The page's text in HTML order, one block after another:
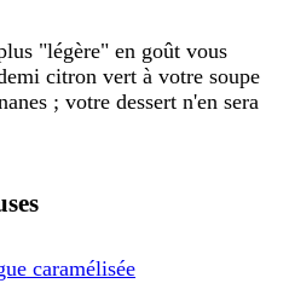
"légère" en goût vous
citron vert à votre soupe
; votre dessert n'en sera
caramélisée